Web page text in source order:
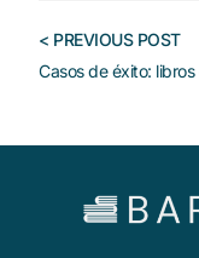
< PREVIOUS POST